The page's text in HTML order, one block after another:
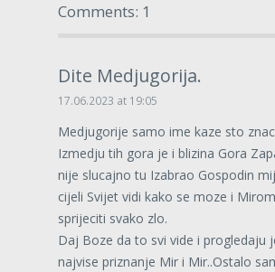
Comments: 1
Dite Medjugorija.
17.06.2023 at 19:05
Medjugorije samo ime kaze sto
Izmedju tih gora je i blizina Gora
nije slucajno tu Izabrao Gospodin
cijeli Svijet vidi kako se moze i
sprijeciti svako zlo.
Daj Boze da to svi vide i progledaju
najvise priznanje Mir i Mir..Ostalo